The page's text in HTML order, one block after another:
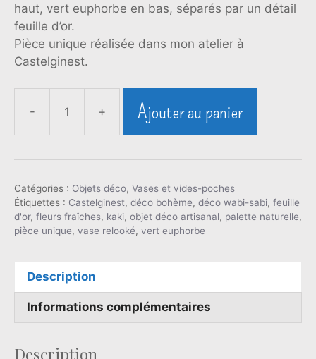
haut, vert euphorbe en bas, séparés par un détail
feuille d’or.
Pièce unique réalisée dans mon atelier à
Castelginest.
-
quantité
de
kaki
et
vert
d'or
—
+ Ajouter au panier
Catégories : Objets déco, Vases et vides-poches
Étiquettes : Castelginest, déco bohème, déco wabi-sabi, feuille
d'or, fleurs fraîches, kaki, objet déco artisanal, palette naturelle,
pièce unique, vase relooké, vert euphorbe
Description
Informations complémentaires
Description